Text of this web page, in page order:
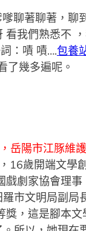
著聊著，聊
我們熟悉不
：嘖 嘖….包養
了幾多遍呢。
岳陽市江豚維
16歲開端文學
戲劇家協會理
市文明局副局
獎，這是腳本